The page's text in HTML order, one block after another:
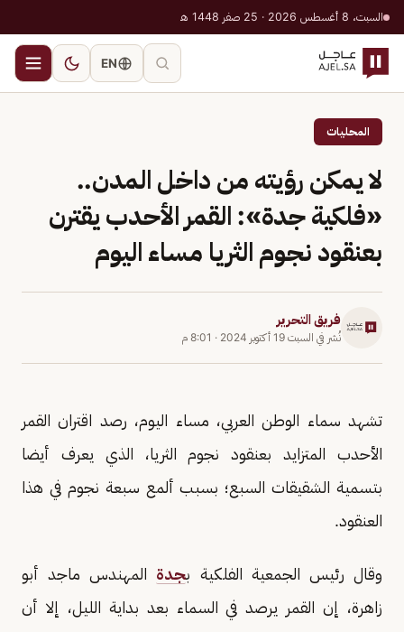
السبت، 8 أغسطس 2026 · 25 صفر 1448 هـ
EN
المحليات
لا يمكن رؤيته من داخل المدن..
«فلكية جدة»: القمر الأحدب يقترن
بعنقود نجوم الثريا مساء اليوم
فريق التحرير
نُشر في السبت 19 أكتوبر 2024 · 8:01 م
تشهد سماء الوطن العربي، مساء اليوم، رصد اقتران القمر
الأحدب المتزايد بعنقود نجوم الثريا، الذي يعرف أيضا
بتسمية الشقيقات السبع؛ بسبب ألمع سبعة نجوم في هذا
العنقود.
وقال رئيس الجمعية الفلكية بجدة المهندس ماجد أبو
زاهرة، إن القمر يرصد في السماء بعد بداية الليل، إلا أن